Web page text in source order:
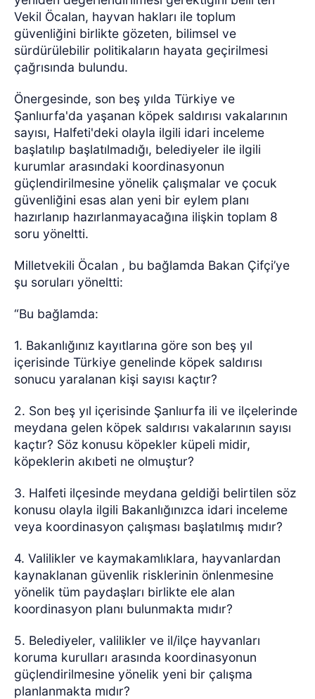
Vekil Öcalan, hayvan hakları ile toplum
güvenliğini birlikte gözeten, bilimsel ve
sürdürülebilir politikaların hayata geçirilmesi
çağrısında bulundu.
Önergesinde, son beş yılda Türkiye ve
Şanlıurfa'da yaşanan köpek saldırısı vakalarının
sayısı, Halfeti'deki olayla ilgili idari inceleme
başlatılıp başlatılmadığı, belediyeler ile ilgili
kurumlar arasındaki koordinasyonun
güçlendirilmesine yönelik çalışmalar ve çocuk
güvenliğini esas alan yeni bir eylem planı
hazırlanıp hazırlanmayacağına ilişkin toplam 8
soru yöneltti.
Milletvekili Öcalan , bu bağlamda Bakan Çifçi’ye
şu soruları yöneltti:
“Bu bağlamda:
1. Bakanlığınız kayıtlarına göre son beş yıl
içerisinde Türkiye genelinde köpek saldırısı
sonucu yaralanan kişi sayısı kaçtır?
2. Son beş yıl içerisinde Şanlıurfa ili ve ilçelerinde
meydana gelen köpek saldırısı vakalarının sayısı
kaçtır? Söz konusu köpekler küpeli midir,
köpeklerin akıbeti ne olmuştur?
3. Halfeti ilçesinde meydana geldiği belirtilen söz
konusu olayla ilgili Bakanlığınızca idari inceleme
veya koordinasyon çalışması başlatılmış mıdır?
4. Valilikler ve kaymakamlıklara, hayvanlardan
kaynaklanan güvenlik risklerinin önlenmesine
yönelik tüm paydaşları birlikte ele alan
koordinasyon planı bulunmakta mıdır?
5. Belediyeler, valilikler ve il/ilçe hayvanları
koruma kurulları arasında koordinasyonun
güçlendirilmesine yönelik yeni bir çalışma
planlanmakta mıdır?